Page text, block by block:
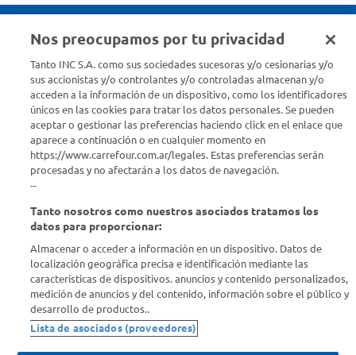
Estamos para ayudarte
¿Tenés una consulta? Comunicate con nosotros acá
Descubrí Carrefour
Conocenos
Info útil
Comprá Online
Nos preocupamos por tu privacidad
Tanto INC S.A. como sus sociedades sucesoras y/o cesionarias y/o
sus accionistas y/o controlantes y/o controladas almacenan y/o
acceden a la información de un dispositivo, como los identificadores
únicos en las cookies para tratar los datos personales. Se pueden
aceptar o gestionar las preferencias haciendo click en el enlace que
aparece a continuación o en cualquier momento en
https://www.carrefour.com.ar/legales. Estas preferencias serán
procesadas y no afectarán a los datos de navegación.
--
Tanto nosotros como nuestros asociados tratamos los
datos para proporcionar:
Almacenar o acceder a información en un dispositivo. Datos de
localización geográfica precisa e identificación mediante las
características de dispositivos. anuncios y contenido personalizados,
medición de anuncios y del contenido, información sobre el público y
desarrollo de productos..
Lista de asociados (proveedores)